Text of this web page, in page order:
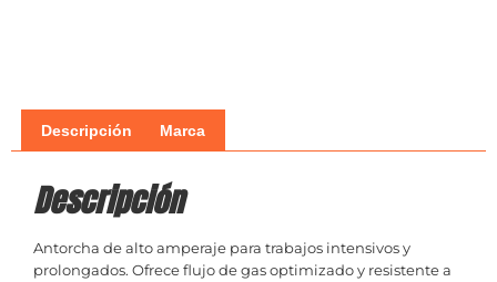
Descripción Marca
Descripción
Antorcha de alto amperaje para trabajos intensivos y
prolongados. Ofrece flujo de gas optimizado y resistente a